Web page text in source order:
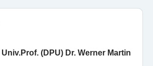
Univ.Prof. (DPU) Dr. Werner Martin